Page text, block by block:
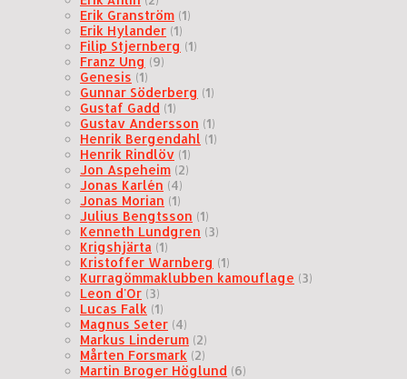
Erik Granström (1)
Erik Hylander (1)
Filip Stjernberg (1)
Franz Ung (9)
Genesis (1)
Gunnar Söderberg (1)
Gustaf Gadd (1)
Gustav Andersson (1)
Henrik Bergendahl (1)
Henrik Rindlöv (1)
Jon Aspeheim (2)
Jonas Karlén (4)
Jonas Morian (1)
Julius Bengtsson (1)
Kenneth Lundgren (3)
Krigshjärta (1)
Kristoffer Warnberg (1)
Kurragömmaklubben kamouflage (3)
Leon d'Or (3)
Lucas Falk (1)
Magnus Seter (4)
Markus Linderum (2)
Mårten Forsmark (2)
Martin Broger Höglund (6)